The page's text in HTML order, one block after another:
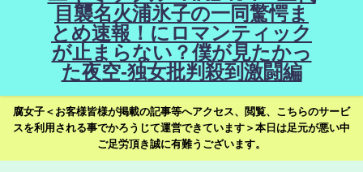
目襲名火浦氷子の一同驚愕ま
とめ速報！にロマンティック
が止まらない？僕が見たかっ
た夜空-独女批判殺到激闘編
腐女子＜お客様皆様が掲載の記事等へアクセス、閲覧、こちらのサービ
スを利用される事でかろうじて運営できています＞本日は足元が悪い中
ご足労頂き誠に有難うございます。